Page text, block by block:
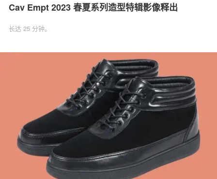
Cav Empt 2023 春夏系列造型特辑影像释出
长达 25 分钟。